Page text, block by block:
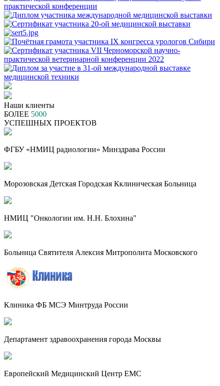
Наши клиенты
БОЛЕЕ 5000
УСПЕШНЫХ ПРОЕКТОВ
ФГБУ «НМИЦ радиологии» Минздрава России
Морозовская Детская Городская Кклиническая Больница
НМИЦ "Онкологии им. Н.Н. Блохина"
Больница Святителя Алексия Митрополита Московского
Клиника ФБ МСЭ Минтруда России
Департамент здравоохранения города Москвы
Европейский Медицинский Центр EMC